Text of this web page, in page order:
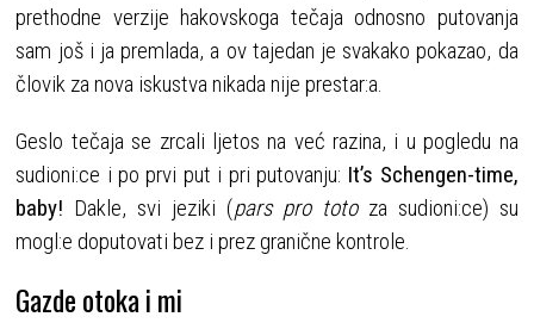
prethodne verzije hakovskoga tečaja odnosno putovanja
sam još i ja premlada, a ov tajedan je svakako pokazao, da
človik za nova iskustva nikada nije prestar:a.
Geslo tečaja se zrcali ljetos na već razina, i u pogledu na
sudioni:ce i po prvi put i pri putovanju: It’s Schengen-time,
baby! Dakle, svi jeziki (pars pro totoza sudioni:ce) su
mogl:e doputovati bez i prez granične kontrole.
Gazde otoka i mi